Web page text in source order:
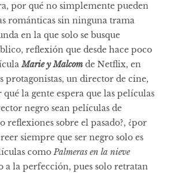
por qué no simplemente pueden
románticas sin ninguna trama
en la que solo se busque
reflexión que desde hace poco
Marie y Malcomde Netflix, en
protagonistas, un director de cine,
qué la gente espera que las películas
negro sean películas de
reflexiones sobre el pasado?, ¿por
siempre que ser negro solo es
como Palmeras en la nieve
a la perfección, pues solo retratan